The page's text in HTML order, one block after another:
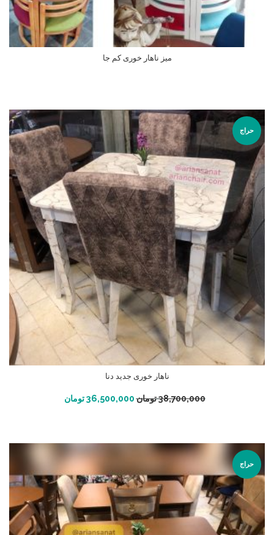
میز ناهار خوری کم جا
اطلاعات بیشتر
حراج
ناهار خوری جدید دنا
38,700,000تومان 36,500,000 تومان افزودن به سبد خرید
حراج